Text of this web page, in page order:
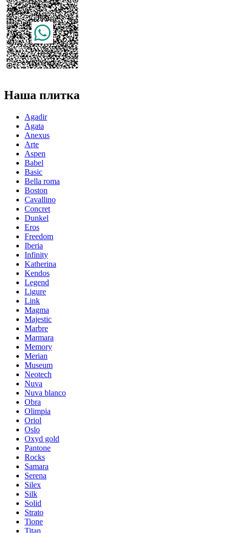
Наша плитка
Agadir
Agata
Anexus
Arte
Aspen
Babel
Basic
Bella roma
Boston
Cavallino
Concret
Dunkel
Eros
Freedom
Iberia
Infinity
Katherina
Kendos
Legend
Ligure
Link
Magma
Majestic
Marbre
Marmara
Memory
Merian
Museum
Neotech
Nuva
Nuva blanco
Obra
Olimpia
Oriol
Oslo
Oxyd gold
Pantone
Rocks
Samara
Serena
Silex
Silk
Solid
Strato
Tione
Titan